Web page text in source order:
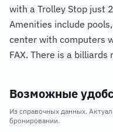
with a Trolley Stop just
Amenities include
center with computers
FAX. There is a
Возможные
Из справочных данных.
бронировании.